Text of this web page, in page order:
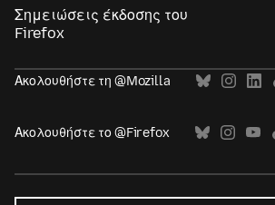
Σημειώσεις έκδοσης του
Firefox
Ακολουθήστε τη @Mozilla
Ακολουθήστε το @Firefox